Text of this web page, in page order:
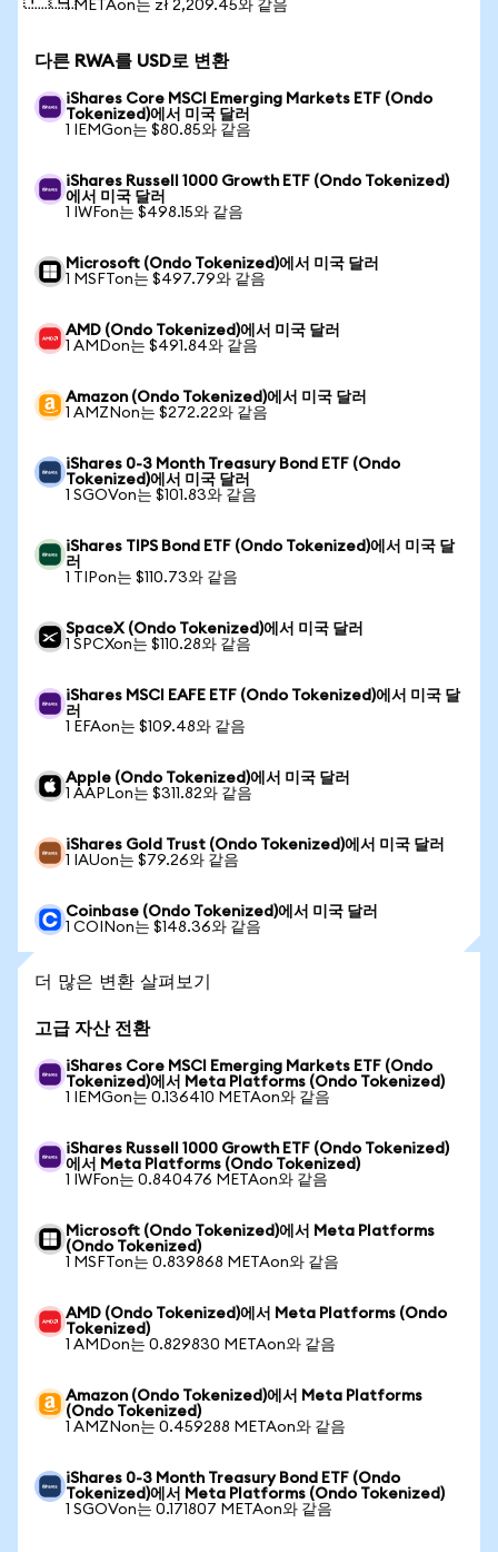
1 METAon는 zł 2,209.45와 같음
다른 RWA를 USD로 변환
iShares Core MSCI Emerging Markets ETF (Ondo
Tokenized)에서 미국 달러
1 IEMGon는 $80.85와 같음
iShares Russell 1000 Growth ETF (Ondo Tokenized)
에서 미국 달러
1 IWFon는 $498.15와 같음
Microsoft (Ondo Tokenized)에서 미국 달러
1 MSFTon는 $497.79와 같음
AMD (Ondo Tokenized)에서 미국 달러
1 AMDon는 $491.84와 같음
Amazon (Ondo Tokenized)에서 미국 달러
1 AMZNon는 $272.22와 같음
iShares 0-3 Month Treasury Bond ETF (Ondo
Tokenized)에서 미국 달러
1 SGOVon는 $101.83와 같음
iShares TIPS Bond ETF (Ondo Tokenized)에서 미국 달
러
1 TIPon는 $110.73와 같음
SpaceX (Ondo Tokenized)에서 미국 달러
1 SPCXon는 $110.28와 같음
iShares MSCI EAFE ETF (Ondo Tokenized)에서 미국 달
러
1 EFAon는 $109.48와 같음
Apple (Ondo Tokenized)에서 미국 달러
1 AAPLon는 $311.82와 같음
iShares Gold Trust (Ondo Tokenized)에서 미국 달러
1 IAUon는 $79.26와 같음
Coinbase (Ondo Tokenized)에서 미국 달러
1 COINon는 $148.36와 같음
더 많은 변환 살펴보기
고급 자산 전환
iShares Core MSCI Emerging Markets ETF (Ondo
Tokenized)에서 Meta Platforms (Ondo Tokenized)
1 IEMGon는 0.136410 METAon와 같음
iShares Russell 1000 Growth ETF (Ondo Tokenized)
에서 Meta Platforms (Ondo Tokenized)
1 IWFon는 0.840476 METAon와 같음
Microsoft (Ondo Tokenized)에서 Meta Platforms
(Ondo Tokenized)
1 MSFTon는 0.839868 METAon와 같음
AMD (Ondo Tokenized)에서 Meta Platforms (Ondo
Tokenized)
1 AMDon는 0.829830 METAon와 같음
Amazon (Ondo Tokenized)에서 Meta Platforms
(Ondo Tokenized)
1 AMZNon는 0.459288 METAon와 같음
iShares 0-3 Month Treasury Bond ETF (Ondo
Tokenized)에서 Meta Platforms (Ondo Tokenized)
1 SGOVon는 0.171807 METAon와 같음